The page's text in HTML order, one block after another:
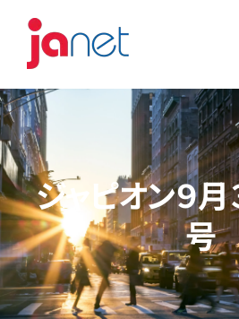
Skip
ジャピオン９
号